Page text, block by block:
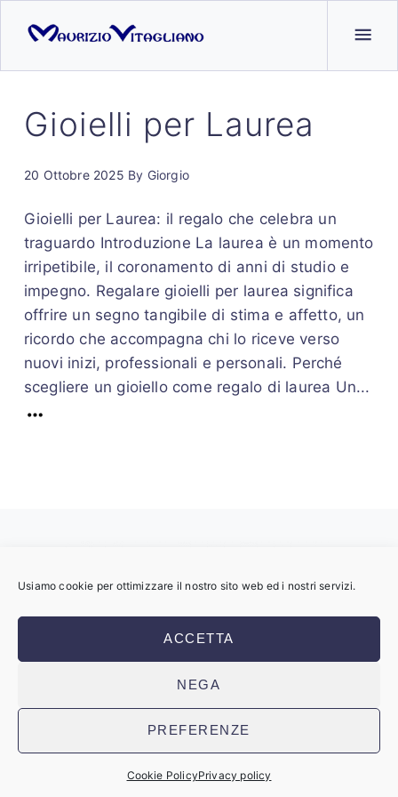
Usiamo cookie per ottimizzare il nostro sito web ed i nostri servizi.
ACCETTA
NEGA
PREFERENZE
Cookie PolicyPrivacy policy
Gioielli per Laurea
20 Ottobre 2025 By Giorgio
Gioielli per Laurea: il regalo che celebra un
traguardo Introduzione La laurea è un momento
irripetibile, il coronamento di anni di studio e
impegno. Regalare gioielli per laurea significa
offrire un segno tangibile di stima e affetto, un
ricordo che accompagna chi lo riceve verso
nuovi inizi, professionali e personali. Perché
scegliere un gioiello come regalo di laurea Un...
Copyright © 2023 Maurizio Vitagliano
SRL
Partita IVA: 06861051214
Sito web realizzato da Supernova
Technologies
Privacy Policy
Cookie Policy